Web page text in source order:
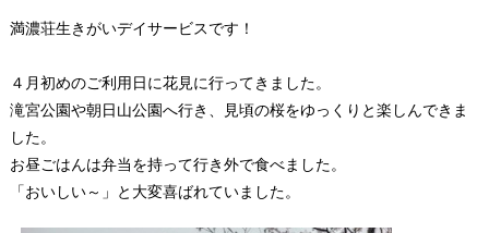
満濃荘生きがいデイサービスです！
４月初めのご利用日に花見に行ってきました。
滝宮公園や朝日山公園へ行き、見頃の桜をゆっくりと楽しんできま
した。
お昼ごはんは弁当を持って行き外で食べました。
「おいしい～」と大変喜ばれていました。